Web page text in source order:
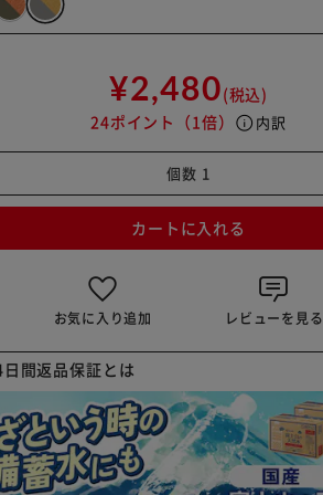
¥2,480(税込)
24ポイント （1倍） info 内訳
カートに入れる
お気に入り追加 レビューを見る
間返品保証とは